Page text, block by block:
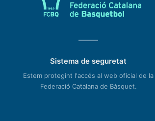
Sistema de seguretat
Estem protegint l'accés al web oficial de la
Federació Catalana de Bàsquet.